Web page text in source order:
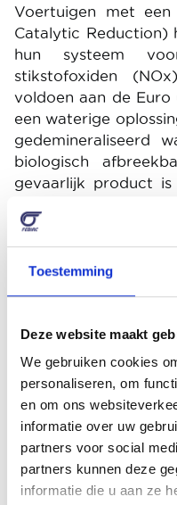
Toestemming
Deze website maakt
We gebruiken cookies
personaliseren, om
en om ons
informatie over uw
partners voor social
partners kunnen deze
informatie die u aan ze
Voertuigen met een
Catalytic Reduction)
hun systeem
stikstofoxiden
voldoen aan de
een waterige
gedemineraliseerd
biologisch
gevaarlijk product
ammoniak, dat
reduceert tot
ongevaarlijke stoffen.
Hoe ga je te
Auto's beschikken
verschillende
worden. Een
actieradius van
bedraagt. Je moet
verbruik dat